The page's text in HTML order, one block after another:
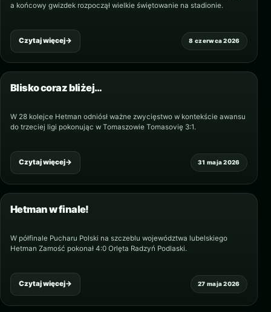
8 czerwca 2026
a końcowy gwizdek rozpoczął wielkie świętowanie na stadionie.
Czytaj więcej→
31 maja 2026
Blisko coraz bliżej…
W 28 kolejce Hetman odniósł ważne zwycięstwo w kontekście awansu
do trzeciej ligi pokonując w Tomaszowie Tomasovię 3:1.
Czytaj więcej→
27 maja 2026
Hetman w finale!
W półfinale Pucharu Polski na szczeblu województwa lubelskiego
Hetman Zamość pokonał 4:0 Orlęta Radzyń Podlaski.
Czytaj więcej→